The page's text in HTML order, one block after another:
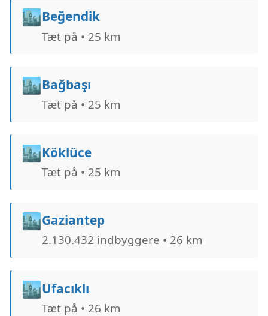
🏙️Beğendik
Tæt på • 25 km
🏙️Bağbaşı
Tæt på • 25 km
🏙️Köklüce
Tæt på • 25 km
🏙️Gaziantep
2.130.432 indbyggere • 26 km
🏙️Ufacıklı
Tæt på • 26 km